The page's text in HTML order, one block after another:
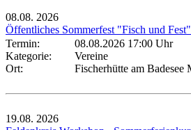
08.08. 2026
Öffentliches Sommerfest "Fisch und
Termin:
08.08.2026 17:00 Uhr
Kategorie:
Vereine
Ort:
Fischerhütte am Badesee
19.08. 2026